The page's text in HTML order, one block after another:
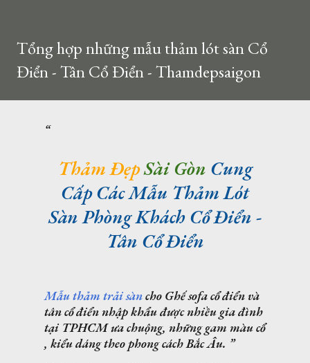
Tổng hợp những mẫu thảm lót sàn Cổ
Điển - Tân Cổ Điển - Thamdepsaigon
Thảm ĐẹpSài Gòn Cung
Cấp Các Mẫu Thảm Lót
Sàn Phòng Khách Cổ Điển -
Tân Cổ Điển
Mẫu thảm trải sàncho Ghế sofa cổ điển và
tân cổ điển nhập khẩu được nhiều gia đình
tại TPHCM ưa chuộng, những gam màu cổ
, kiểu dáng theo phong cách Bắc Âu.